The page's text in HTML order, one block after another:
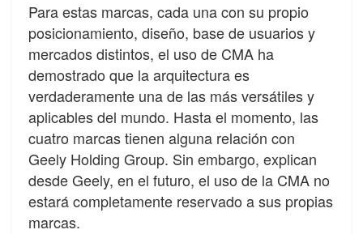
Para estas marcas, cada una con su propio
posicionamiento, diseño, base de usuarios y
mercados distintos, el uso de CMA ha
demostrado que la arquitectura es
verdaderamente una de las más versátiles y
aplicables del mundo. Hasta el momento, las
cuatro marcas tienen alguna relación con
Geely Holding Group. Sin embargo, explican
desde Geely, en el futuro, el uso de la CMA no
estará completamente reservado a sus propias
marcas.